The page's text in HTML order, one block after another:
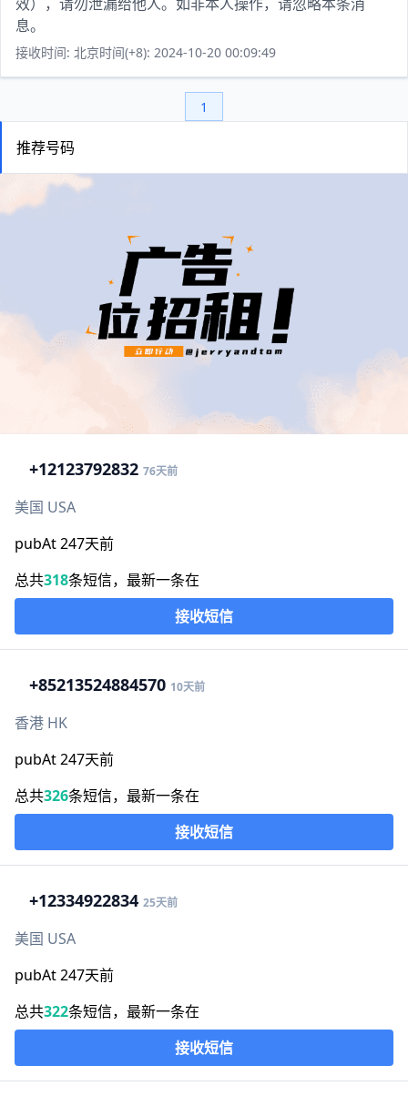
效），请勿泄漏给他人。如非本人操作，请忽略本条消
息。
接收时间: 北京时间(+8): 2024-10-20 00:09:49
1
推荐号码
+12123792832 76天前
美国 USA
pubAt 247天前
总共318条短信，最新一条在
接收短信
+85213524884570 10天前
香港 HK
pubAt 247天前
总共326条短信，最新一条在
接收短信
+12334922834 25天前
美国 USA
pubAt 247天前
总共322条短信，最新一条在
接收短信